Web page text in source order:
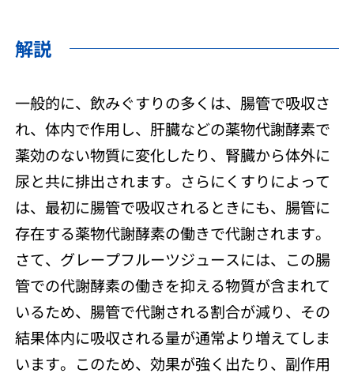
解説
一般的に、飲みぐすりの多くは、腸管で吸収さ
れ、体内で作用し、肝臓などの薬物代謝酵素で
薬効のない物質に変化したり、腎臓から体外に
尿と共に排出されます。さらにくすりによって
は、最初に腸管で吸収されるときにも、腸管に
存在する薬物代謝酵素の働きで代謝されます。
さて、グレープフルーツジュースには、この腸
管での代謝酵素の働きを抑える物質が含まれて
いるため、腸管で代謝される割合が減り、その
結果体内に吸収される量が通常より増えてしま
います。このため、効果が強く出たり、副作用